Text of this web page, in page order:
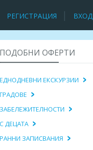
РЕГИСТРАЦИЯ ВХОД
ПОДОБНИ ОФЕРТИ
ЕДНОДНЕВНИ ЕКСКУРЗИИ
ГРАДОВЕ
ЗАБЕЛЕЖИТЕЛНОСТИ
С ДЕЦАТА
РАННИ ЗАПИСВАНИЯ